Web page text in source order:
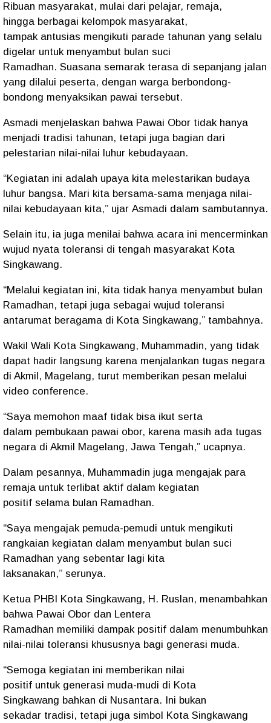
Ribuan masyarakat, mulai dari pelajar, remaja,
hingga berbagai kelompok masyarakat,
tampak antusias mengikuti parade tahunan yang selalu
digelar untuk menyambut bulan suci
Ramadhan. Suasana semarakterasa di sepanjang jalan
yang dilalui peserta, dengan warga berbondong-
bondong menyaksikan pawai tersebut.
Asmadi menjelaskan bahwa Pawai Obor tidak hanya
menjadi tradisi tahunan, tetapi juga bagian dari
pelestarian nilai-nilai luhur kebudayaan.
“Kegiatan ini adalah upaya kita melestarikan budaya
luhur bangsa. Mari kita bersama-sama menjaga nilai-
nilai kebudayaan kita,” ujar Asmadi dalam sambutannya.
Selain itu, ia juga menilai bahwa acara ini mencerminkan
wujud nyata toleransi di tengah masyarakat Kota
Singkawang.
“Melalui kegiatan ini, kita tidak hanya menyambut bulan
Ramadhan, tetapi juga sebagai wujud toleransi
antarumat beragama di Kota Singkawang,” tambahnya.
Wakil Wali Kota Singkawang, Muhammadin, yang tidak
dapat hadir langsung karena menjalankan tugas negara
di Akmil, Magelang, turut memberikan pesan melalui
video conference.
“Saya memohon maaf tidak bisa ikut serta
dalam pembukaan pawai obor, karena masih ada tugas
negara di Akmil Magelang, Jawa Tengah,” ucapnya.
Dalam pesannya, Muhammadin juga mengajak para
remaja untuk terlibat aktif dalam kegiatan
positif selama bulan Ramadhan.
“Saya mengajak pemuda-pemudi untuk mengikuti
rangkaian kegiatan dalam menyambut bulan suci
Ramadhan yang sebentar lagi kita
laksanakan,” serunya.
Ketua PHBI Kota Singkawang, H. Ruslan, menambahkan
bahwa Pawai Obor dan Lentera
Ramadhan memiliki dampak positif dalam menumbuhkan
nilai-nilai toleransi khususnya bagi generasi muda.
“Semoga kegiatan ini memberikan nilai
positif untuk generasi muda-mudi di Kota
Singkawang bahkan di Nusantara. Ini bukan
sekadar tradisi, tetapi juga simbol Kota Singkawang